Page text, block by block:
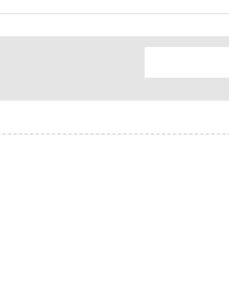
....